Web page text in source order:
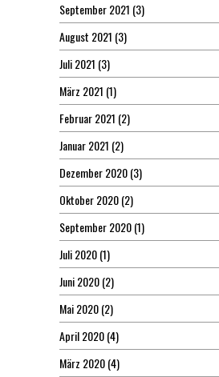
September 2021 (3)
August 2021 (3)
Juli 2021 (3)
März 2021 (1)
Februar 2021 (2)
Januar 2021 (2)
Dezember 2020(3)
Oktober 2020(2)
September 2020(1)
Juli 2020(1)
Juni 2020(2)
Mai 2020(2)
April 2020(4)
März 2020(4)